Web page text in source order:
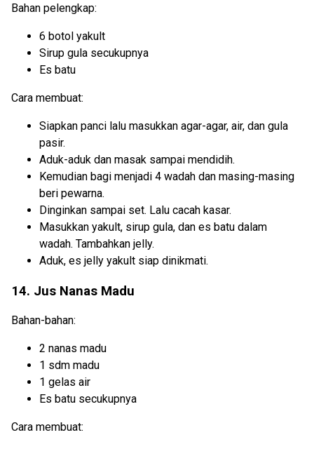
Bahan pelengkap:
6 botol yakult
Sirup gula secukupnya
Es batu
Cara membuat:
Siapkan panci lalu masukkan agar-agar, air, dan gula
pasir.
Aduk-aduk dan masak sampai mendidih.
Kemudian bagi menjadi 4 wadah dan masing-masing
beri pewarna.
Dinginkan sampai set. Lalu cacah kasar.
Masukkan yakult, sirup gula, dan es batu dalam
wadah. Tambahkan jelly.
Aduk, es jelly yakult siap dinikmati.
14. Jus Nanas Madu
Bahan-bahan:
2 nanas madu
1 sdm madu
1 gelas air
Es batu secukupnya
Cara membuat: